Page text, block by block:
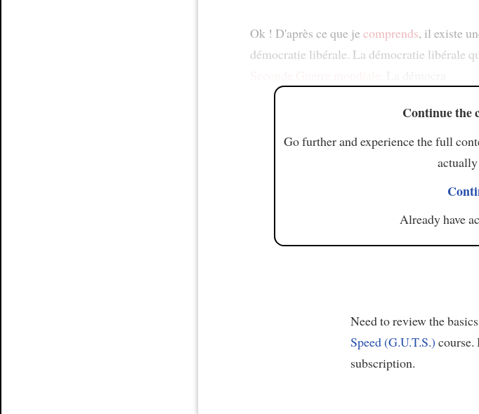
Ok ! D'après ce que jecomprends, il existe
démocratie libérale. La démocratie libérale
Continue the
Go further and experience the full
actually
Already have
Need to review the
Speed (G.U.T.S.)
subscription.